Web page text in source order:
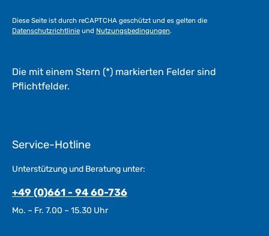
g
Diese Seite ist durch reCAPTCHA geschützt und es gelten die
Datenschutzrichtlinie und Nutzungsbedingungen.
Die mit einem Stern (*) markierten Felder sind
Pflichtfelder.
Service-Hotline
Unterstützung und Beratung unter:
+49 (0)661 - 94 60-736
Mo. – Fr. 7.00 – 15.30 Uhr